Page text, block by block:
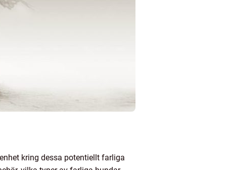
kring dessa potentiellt farliga